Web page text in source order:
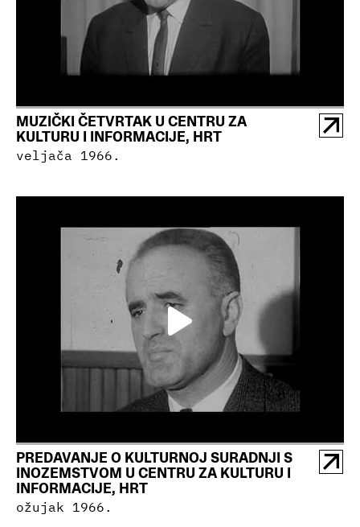
MUZIČKI ČETVRTAK U CENTRU ZA
KULTURU I INFORMACIJE, HRT
veljača 1966.
PREDAVANJE O KULTURNOJ SURADNJI S
INOZEMSTVOM U CENTRU ZA KULTURU I
INFORMACIJE, HRT
ožujak 1966.